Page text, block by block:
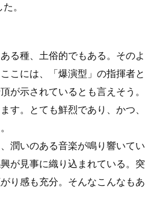
。
る種、土俗的でもある。そのよ
こには、「爆演型」の指揮者と
が示されているとも言えそう。
。とても鮮烈であり、かつ、
潤いのある音楽が鳴り響いてい
が見事に織り込まれている。突
り感も充分。そんなこんなもあ